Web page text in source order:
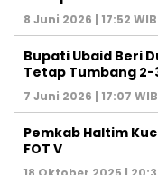
8 Juni 2026 | 17:52 WIB
Bupati Ubaid Beri
Tetap Tumbang
7 Juni 2026 | 17:07 WIB
Pemkab Haltim
FOT V